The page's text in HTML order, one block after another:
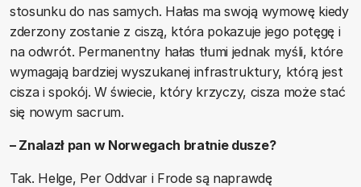
stosunku do nas samych. Hałas ma swoją wymowę kiedy
zderzony zostanie z ciszą, która pokazuje jego potęgę i
na odwrót. Permanentny hałas tłumi jednak myśli, które
wymagają bardziej wyszukanej infrastruktury, którą jest
cisza i spokój. W świecie, który krzyczy, cisza może stać
się nowym sacrum.
– Znalazł pan w Norwegach bratnie dusze?
Tak. Helge, Per Oddvar i Frode są naprawdę